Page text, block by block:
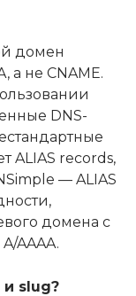
домен
а не CNAME.
DNS-
ALIAS records,
— ALIAS
домена с
AAAA.
slug?